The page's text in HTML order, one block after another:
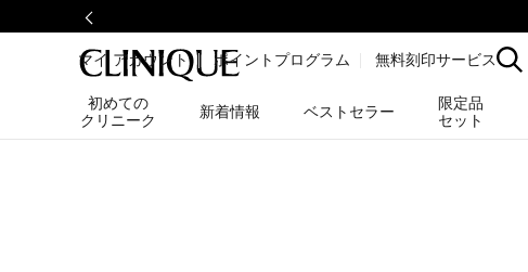
マイ アカウント ポイントプログラム 無料刻印サービス
初めての
クリニーク
新着情報 ベストセラー
限定品
セット